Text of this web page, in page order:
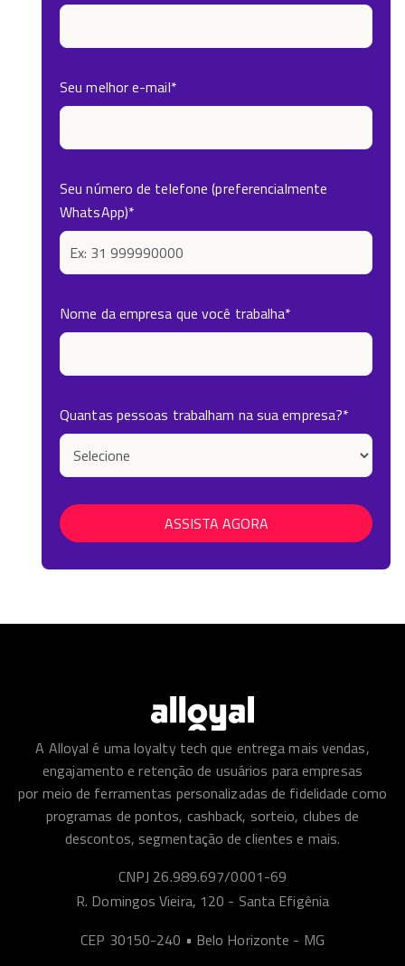
Seu melhor e-mail*
Seu número de telefone (preferencialmente
WhatsApp)*
Nome da empresa que você trabalha*
Quantas pessoas trabalham na sua empresa?*
A Alloyal é uma loyalty tech que entrega mais vendas,
engajamento e retenção de usuários para empresas
por meio de ferramentas personalizadas de fidelidade como
programas de pontos, cashback, sorteio, clubes de
descontos, segmentação de clientes e mais.
CNPJ 26.989.697/0001-69
R. Domingos Vieira, 120 - Santa Efigênia
CEP 30150-240 • Belo Horizonte - MG